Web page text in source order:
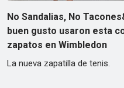
No Sandalias, No
buen gusto usaron esta
zapatos en Wimbledon
La nueva zapatilla de tenis.